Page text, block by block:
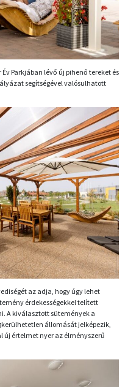
Parkjában lévő új pihenő tereket és
segítségével valósulhatott
az adja, hogy úgy lehet
érdekességekkel telített
A kiválasztott sütemények a
állomását jelképezik,
új értelmet nyer az élményszerű